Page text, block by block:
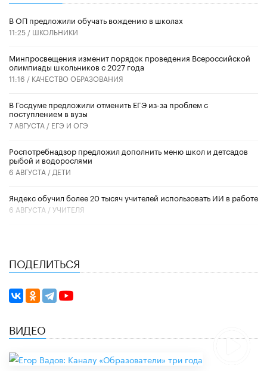
В ОП предложили обучать вождению в школах
11:25 / ШКОЛЬНИКИ
Минпросвещения изменит порядок проведения Всероссийской
олимпиады школьников с 2027 года
11:16 / КАЧЕСТВО ОБРАЗОВАНИЯ
В Госдуме предложили отменить ЕГЭ из-за проблем с
поступлением в вузы
7 АВГУСТА / ЕГЭ И ОГЭ
Роспотребнадзор предложил дополнить меню школ и детсадов
рыбой и водорослями
6 АВГУСТА / ДЕТИ
​Яндекс обучил более 20 тысяч учителей использовать ИИ в работе
6 АВГУСТА /УЧИТЕЛЯ
ПОДЕЛИТЬСЯ
ВИДЕО